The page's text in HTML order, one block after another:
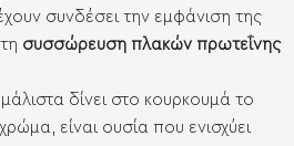
συνδέσει την εμφάνιση της
συσσώρευση πλακών πρωτεΐνης
δίνει στο κουρκουμά το
είναι ουσία που ενισχύει